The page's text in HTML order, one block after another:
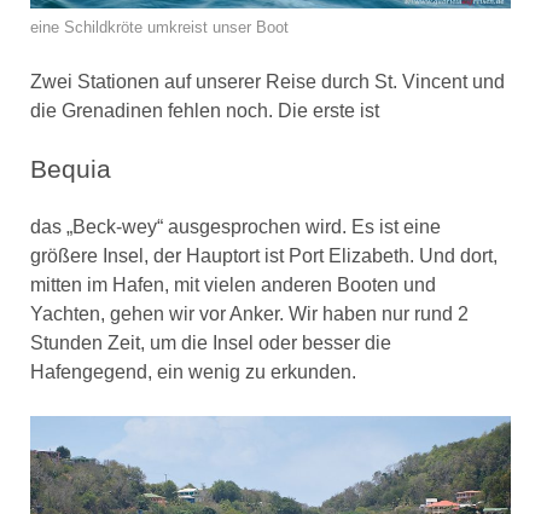
eine Schildkröte umkreist unser Boot
Zwei Stationen auf unserer Reise durch St. Vincent und
die Grenadinen fehlen noch. Die erste ist
Bequia
das „Beck-wey“ ausgesprochen wird. Es ist eine
größere Insel, der Hauptort ist Port Elizabeth. Und dort,
mitten im Hafen, mit vielen anderen Booten und
Yachten, gehen wir vor Anker. Wir haben nur rund 2
Stunden Zeit, um die Insel oder besser die
Hafengegend, ein wenig zu erkunden.